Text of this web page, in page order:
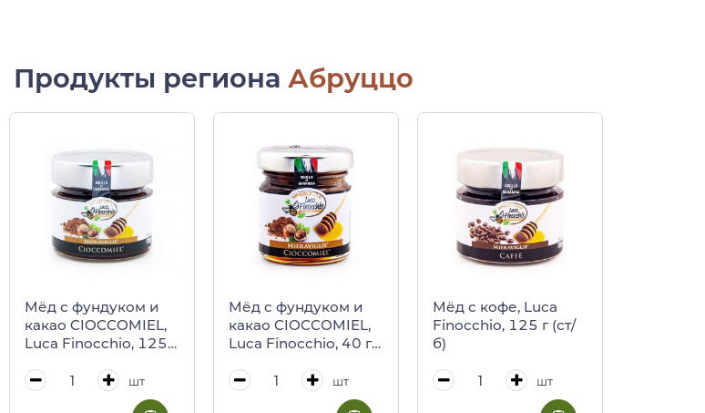
Продукты региона Абруццо
Мёд с фундуком и
какао CIOCCOMIEL,
Luca Finocchio, 125 г
шт
Мёд с фундуком и
какао CIOCCOMIEL,
Luca Finocchio, 40 г
шт
Мёд с кофе, Luca
Finocchio, 125 г (ст/
б)
шт